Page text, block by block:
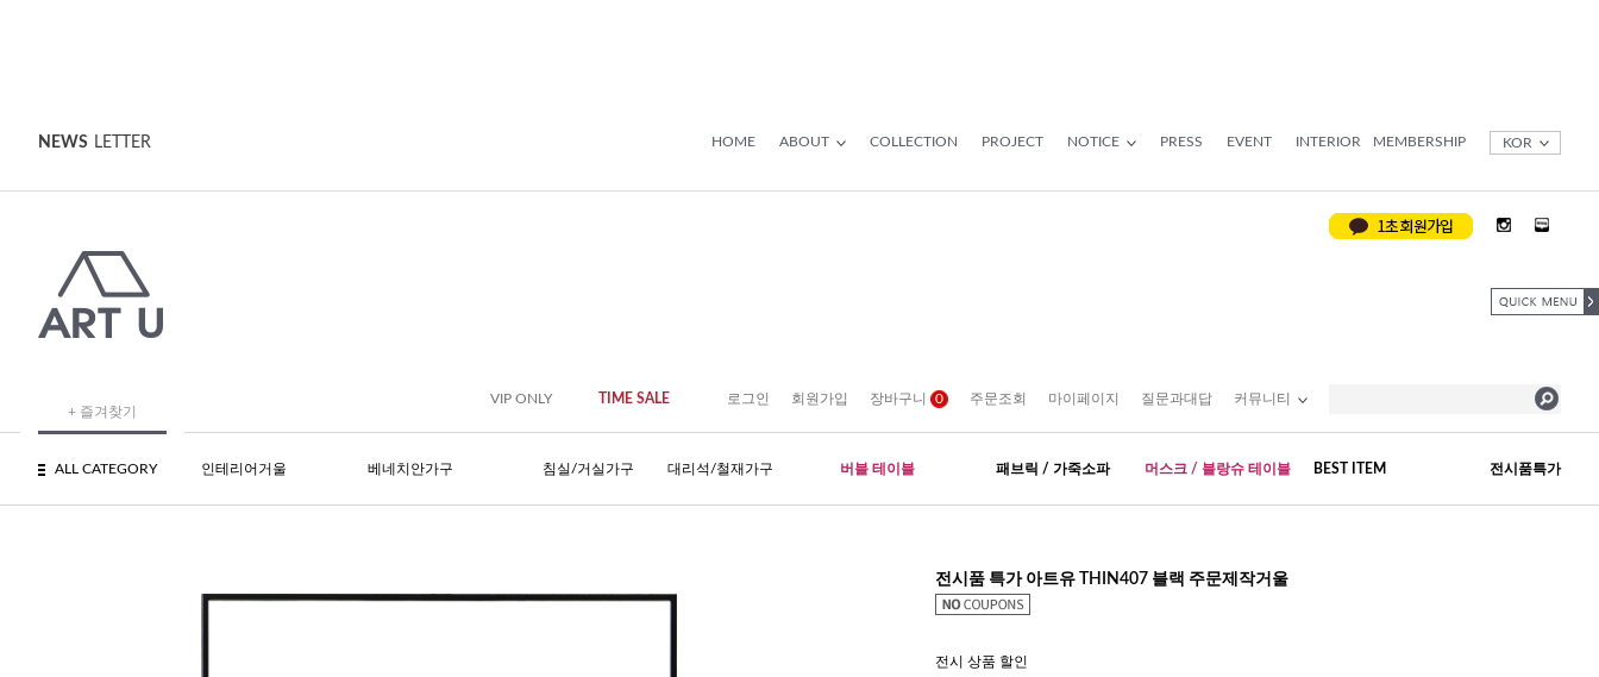
NEWS LETTER HOME ABOUT COLLECTION PROJECT NOTICE PRESS EVENT INTERIOR MEMBERSHIP KOR
+ 즐겨찾기
VIP ONLY TIME SALE 로그인 회원가입 장바구니 0 주문조회 마이페이지 질문과대답 커뮤니티
ALL CATEGORY 인테리어거울 베네치안가구 침실/거실가구 대리석/철재가구 버블 테이블 패브릭 / 가죽소파 머스크 / 블랑슈 테이블 BEST ITEM 전시품특가
전시품 특가 아트유 THIN407 블랙 주문제작거울
전시 상품 할인